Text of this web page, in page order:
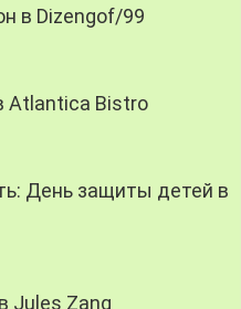
в Dizengof/99
Atlantica Bistro
День защиты детей в
Jules Zang